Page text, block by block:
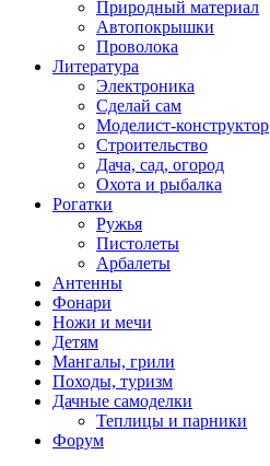
Природный материал
Автопокрышки
Проволока
Литература
Электроника
Сделай сам
Моделист-конструктор
Строительство
Дача, сад, огород
Охота и рыбалка
Рогатки
Ружья
Пистолеты
Арбалеты
Антенны
Фонари
Ножи и мечи
Детям
Мангалы, грили
Походы, туризм
Дачные самоделки
Теплицы и парники
Форум